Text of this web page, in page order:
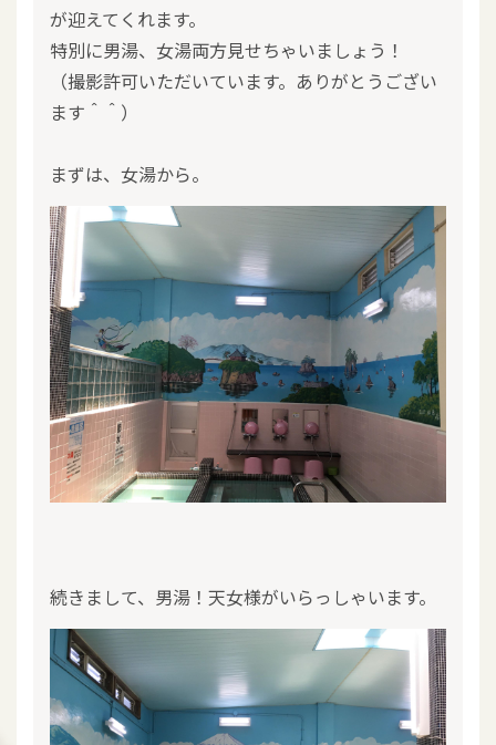
が迎えてくれます。
特別に男湯、女湯両方見せちゃいましょう！
（撮影許可いただいています。ありがとうござい
ます＾＾）
まずは、女湯から。
続きまして、男湯！天女様がいらっしゃいます。